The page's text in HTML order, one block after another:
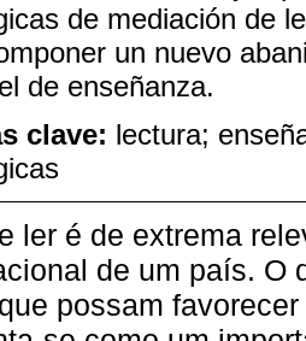
de mediación de
un nuevo
de enseñanza.
clave: lectura;
ler é de extrema
de um país. O
possam